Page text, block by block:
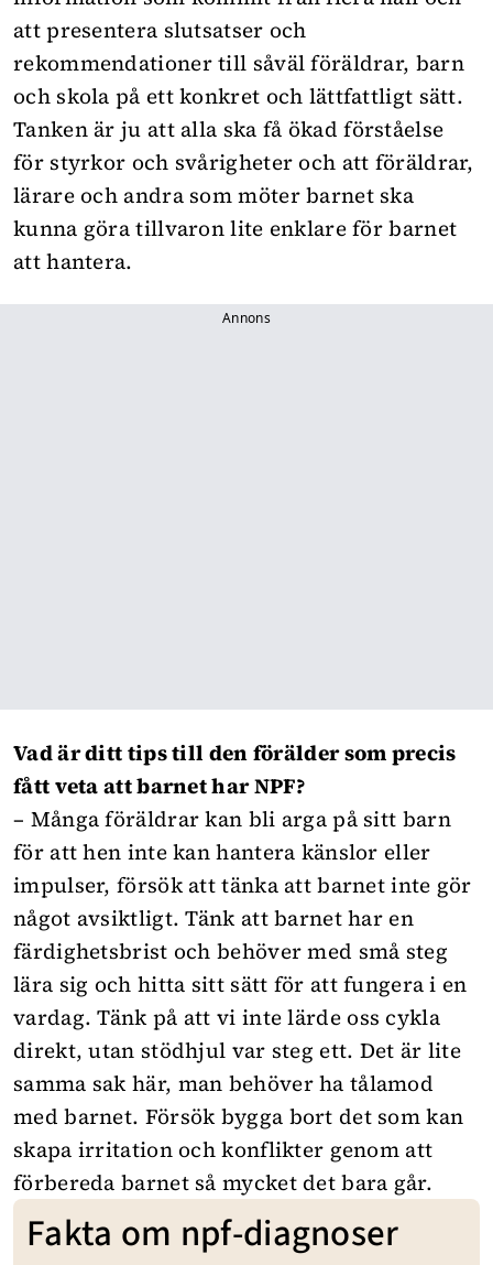
att presentera slutsatser och
rekommendationer till såväl föräldrar, barn
och skola på ett konkret och lättfattligt sätt.
Tanken är ju att alla ska få ökad förståelse
för styrkor och svårigheter och att föräldrar,
lärare och andra som möter barnet ska
kunna göra tillvaron lite enklare för barnet
att hantera.
Annons
Vad är ditt tips till den förälder som precis
fått veta att barnet har NPF?
– Många föräldrar kan bli arga på sitt barn
för att hen inte kan hantera känslor eller
impulser, försök att tänka att barnet inte gör
något avsiktligt. Tänk att barnet har en
färdighetsbrist och behöver med små steg
lära sig och hitta sitt sätt för att fungera i en
vardag. Tänk på att vi inte lärde oss cykla
direkt, utan stödhjul var steg ett. Det är lite
samma sak här, man behöver ha tålamod
med barnet. Försök bygga bort det som kan
skapa irritation och konflikter genom att
förbereda barnet så mycket det bara går.
Fakta om npf-diagnoser